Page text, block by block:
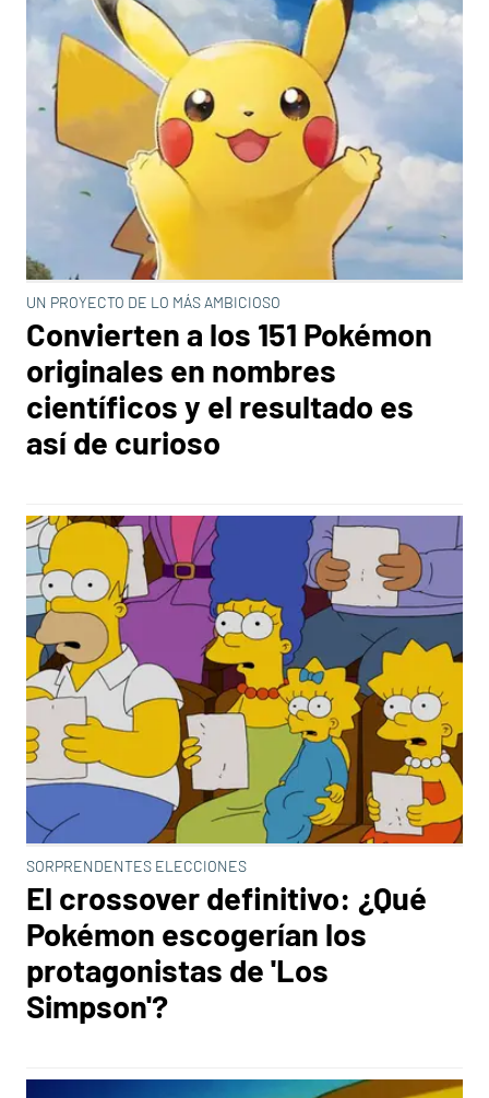
UN PROYECTO DE LO MÁS AMBICIOSO
Convierten a los 151 Pokémon
originales en nombres
científicos y el resultado es
así de curioso
SORPRENDENTES ELECCIONES
El crossover definitivo: ¿Qué
Pokémon escogerían los
protagonistas de 'Los
Simpson'?